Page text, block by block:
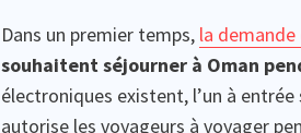
Dans un premier temps, la demande
souhaitent séjourner à Oman
électroniques existent, l’un à
autorise les voyageurs à voyager